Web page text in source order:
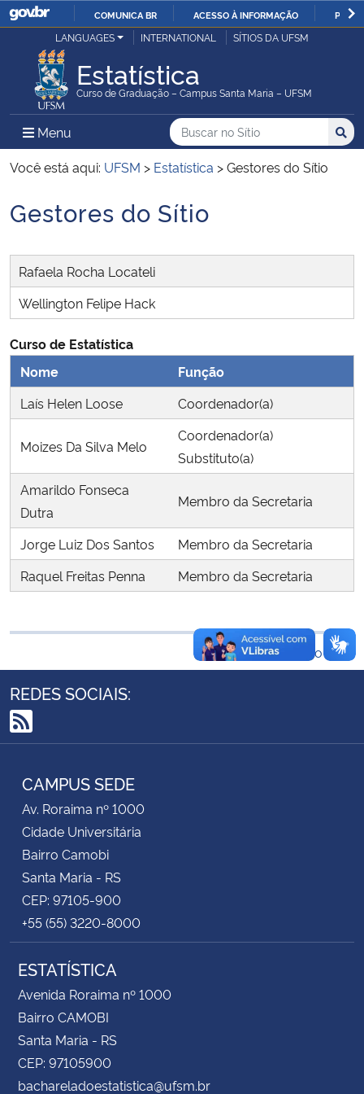
IR
O
COMUNICA BR ACESSO À INFORMAÇÃO
Ministério da Justiça e Segurança Pública
Ministério da Defesa
Ministério das Relações Exteriores
Ministério da Economia
Ministério da Agricultura, Pecuária e Abastecimento
Ministério da Cidadania
Ministério da Saúde
Ministério da Ciência, Tecnologia, Inovações e Comunicações
Ministério do Meio Ambiente
Ministério do Turismo
Ministério do Desenvolvimento Regional
Ministério da Mulher, da Família e dos Direitos Humanos
Secretaria de Governo
Gabinete de Segurança Institucional
Advocacia-Geral da União
Banco Central do Brasil
LANGUAGES INTERNATIONAL SÍTIOS DA UFSM
Estatística
Curso de Graduação – Campus Santa Maria – UFSM
Menu Menu Principal do Sítio
Busca
Buscar no no Sítio
Busca:
Você está aqui: UFSM > Estatística >Gestores do Sítio
Início do conteúdo
Gestores do Sítio
Rafaela Rocha Locateli
Wellington Felipe Hack
Curso de Estatística
Nome
Função
Laís Helen Loose
Coordenador(a)
Moizes Da Silva Melo
Coordenador(a)
Substituto(a)
Amarildo Fonseca
Dutra
Membro da Secretaria
Jorge Luiz Dos Santos
Membro da Secretaria
Raquel Freitas Penna
Membro da Secretaria
Voltar ao topo
REDES SOCIAIS:
RSS
CAMPUS SEDE
Av. Roraima nº 1000
Cidade Universitária
Bairro Camobi
Santa Maria - RS
CEP: 97105-900
+55 (55) 3220-8000
ESTATÍSTICA
Avenida Roraima nº 1000
Bairro CAMOBI
Santa Maria - RS
CEP: 97105900
bachareladoestatistica@ufsm.br